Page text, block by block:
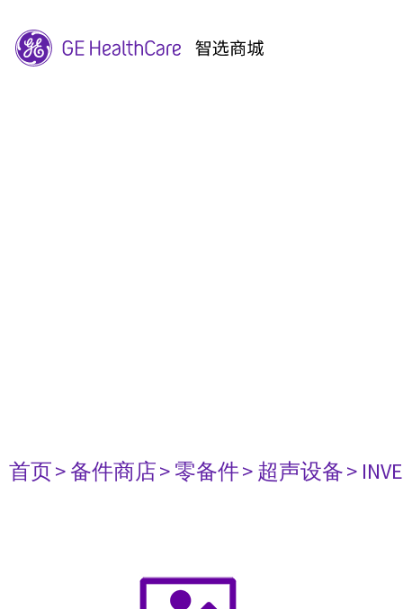
首页> 备件商店> 零备件> 超声设备>